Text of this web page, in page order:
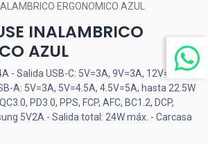
ERGONOMICO AZUL
INALAMBRICO
AZUL
- Salida USB-C: 5V=3A, 9V=3A, 12V=2.5A,
A: 5V=3A, 5V=4.5A, 4.5V=5A, hasta 22.5W
PD3.0, PPS, FCP, AFC, BC1.2, DCP,
5V2A - Salida total: 24W máx. - Carcasa